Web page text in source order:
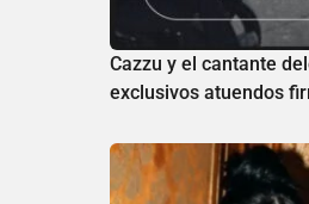
Cazzu y el cantante
exclusivos atuendos